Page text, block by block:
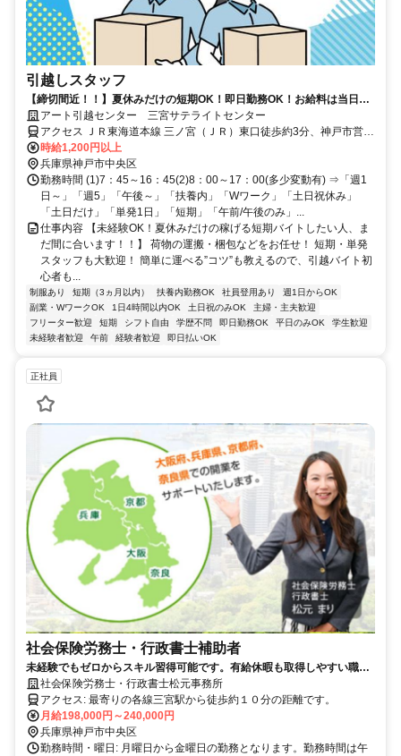
引越しスタッフ
【締切間近！！】夏休みだけの短期OK！即日勤務OK！お給料は当日全
額手渡しでスグ稼げる！誰でも簡単作業！
アート引越センター 三宮サテライトセンター
アクセス ＪＲ東海道本線 三ノ宮（ＪＲ）東口徒歩約3分、神戸市営西
神・山手線 三宮（地下鉄西神・山手線）東出口3徒歩約3分、阪神本
線/阪神なんば線 神戸三宮〔阪神線〕東口徒歩約4分 各線｢三宮駅｣か
ら徒歩2分
時給1,200円以上
兵庫県神戸市中央区
勤務時間 (1)7：45～16：45(2)8：00～17：00(多少変動有) ⇒「週1
日～」「週5」「午後～」「扶養内」「Wワーク」「土日祝休み」
「土日だけ」「単発1日」「短期」「午前/午後のみ」...
仕事内容 【未経験OK！夏休みだけの稼げる短期バイトしたい人、ま
だ間に合います！！】 荷物の運搬・梱包などをお任せ！ 短期・単発
スタッフも大歓迎！ 簡単に運べる”コツ”も教えるので、引越バイト初
心者も...
制服あり 短期（3ヵ月以内） 扶養内勤務OK 社員登用あり
週1日からOK
副業・WワークOK
1日4時間以内OK 土日祝のみOK
主婦・主夫歓迎
フリーター歓迎
短期 シフト自由 学歴不問 即日勤務OK 平日のみOK
学生歓迎
未経験者歓迎
午前 経験者歓迎 即日払いOK
正社員
社会保険労務士・行政書士補助者
未経験でもゼロからスキル習得可能です。有給休暇も取得しやすい職場
です。
社会保険労務士・行政書士松元事務所
アクセス: 最寄りの各線三宮駅から徒歩約１０分の距離です。
月給198,000円～240,000円
兵庫県神戸市中央区
勤務時間・曜日: 月曜日から金曜日の勤務となります。勤務時間は午